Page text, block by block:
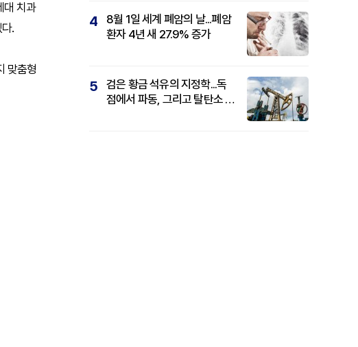
대 치과
.
맞춤형
4
8월 1일 세계 폐암의 날...폐암
환자 4년 새 27.9% 증가
5
검은 황금 석유의 지정학...독
점에서 파동, 그리고 탈탄소 패